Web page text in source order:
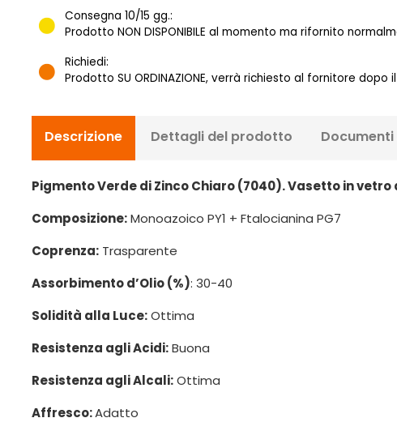
Consegna 10/15 gg.:
Prodotto NON DISPONIBILE al momento ma rifornito
Richiedi:
Prodotto SU ORDINAZIONE, verrà richiesto al fornitore
Descrizione Dettagli del prodotto
Pigmento Verde di Zinco Chiaro (7040). Vasetto in vetro
Composizione:Monoazoico PY1 + Ftalocianina PG7
Coprenza: Trasparente
Assorbimento d’Olio (%): 30-40
Solidità alla Luce:Ottima
Resistenza agli Acidi:Buona
Resistenza agli Alcali:Ottima
Affresco:Adatto